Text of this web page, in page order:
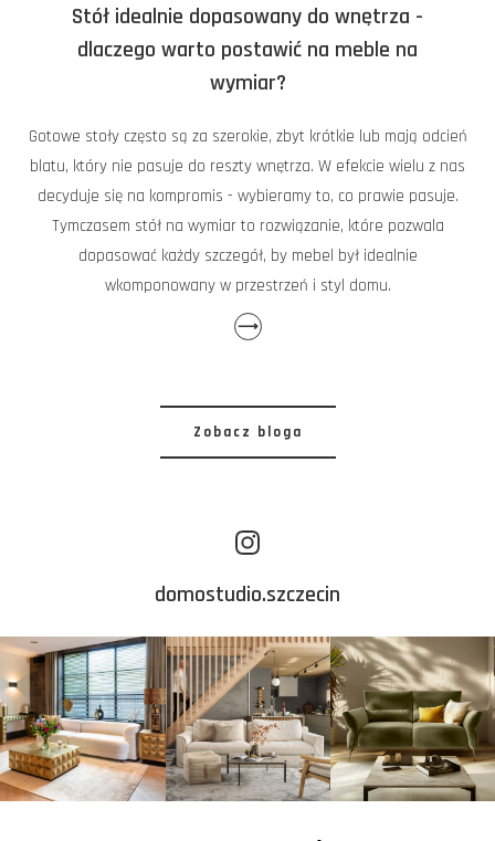
Stół idealnie dopasowany do wnętrza -
dlaczego warto postawić na meble na
wymiar?
Gotowe stoły często są za szerokie, zbyt krótkie lub mają odcień
blatu, który nie pasuje do reszty wnętrza. W efekcie wielu z nas
decyduje się na kompromis - wybieramy to, co prawie pasuje.
Tymczasem stół na wymiar to rozwiązanie, które pozwala
dopasować każdy szczegół, by mebel był idealnie
wkomponowany w przestrzeń i styl domu.
⟶
Zobacz bloga
domostudio.szczecin